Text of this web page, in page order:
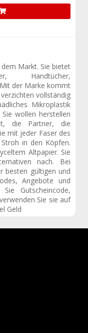
Markt. Sie bietet
Handtücher,
der Marke kommt
vollständig
Mikroplastik
wollen herstellen
die Partner, die
mit jeder Faser des
in den Köpfen.
Altpapier. Sie
nach. Bei
besten gültigen und
Angebote und
Gutscheincode,
Sie sie auf
Geld